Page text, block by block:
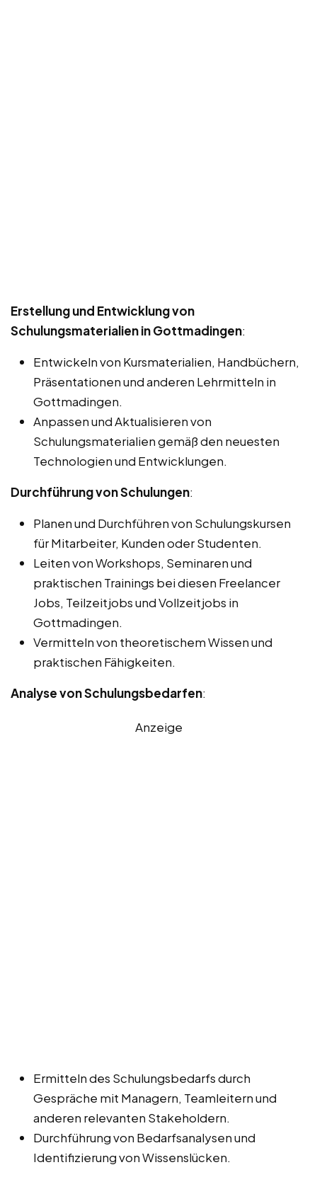
Erstellung und Entwicklung von
Schulungsmaterialien in Gottmadingen:
Entwickeln von Kursmaterialien, Handbüchern,
Präsentationen und anderen Lehrmitteln in
Gottmadingen.
Anpassen und Aktualisieren von
Schulungsmaterialien gemäß den neuesten
Technologien und Entwicklungen.
Durchführung von Schulungen:
Planen und Durchführen von Schulungskursen
für Mitarbeiter, Kunden oder Studenten.
Leiten von Workshops, Seminaren und
praktischen Trainings bei diesen Freelancer
Jobs, Teilzeitjobs und Vollzeitjobs in
Gottmadingen.
Vermitteln von theoretischem Wissen und
praktischen Fähigkeiten.
Analyse von Schulungsbedarfen:
Anzeige
Ermitteln des Schulungsbedarfs durch
Gespräche mit Managern, Teamleitern und
anderen relevanten Stakeholdern.
Durchführung von Bedarfsanalysen und
Identifizierung von Wissenslücken.